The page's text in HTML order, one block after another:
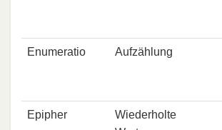
Enumeratio Aufzählung
Epipher
Wiederholte